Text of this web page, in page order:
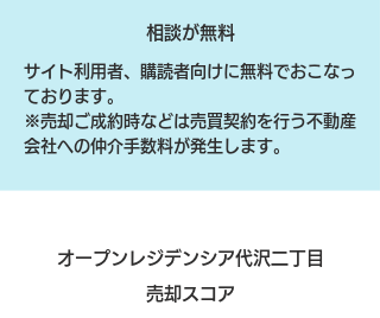
相談が無料
サイト利用者、購読者向けに無料でおこなっ
ております。
​※売却ご成約時などは売買契約を行う不動産
会社への仲介手数料が発生します。
オープンレジデンシア代沢二丁目
売却スコア